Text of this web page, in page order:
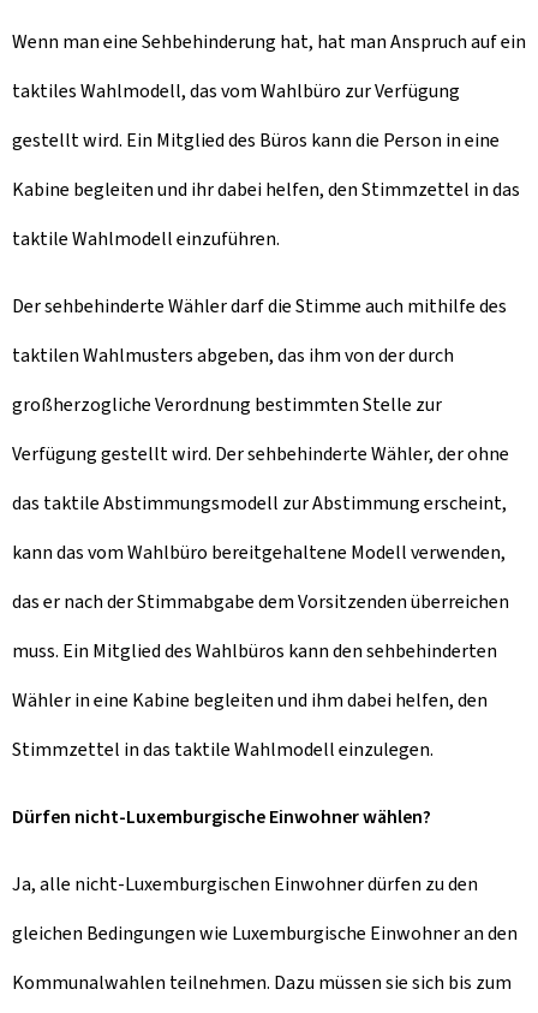
Wenn man eine Sehbehinderung hat, hat man Anspruch auf ein
taktiles Wahlmodell, das vom Wahlbüro zur Verfügung
gestellt wird. Ein Mitglied des Büros kann die Person in eine
Kabine begleiten und ihr dabei helfen, den Stimmzettel in das
taktile Wahlmodell einzuführen.
Der sehbehinderte Wähler darf die Stimme auch mithilfe des
taktilen Wahlmusters abgeben, das ihm von der durch
großherzogliche Verordnung bestimmten Stelle zur
Verfügung gestellt wird. Der sehbehinderte Wähler, der ohne
das taktile Abstimmungsmodell zur Abstimmung erscheint,
kann das vom Wahlbüro bereitgehaltene Modell verwenden,
das er nach der Stimmabgabe dem Vorsitzenden überreichen
muss. Ein Mitglied des Wahlbüros kann den sehbehinderten
Wähler in eine Kabine begleiten und ihm dabei helfen, den
Stimmzettel in das taktile Wahlmodell einzulegen.
Dürfen nicht-Luxemburgische Einwohner wählen?
Ja, alle nicht-Luxemburgischen Einwohner dürfen zu den
gleichen Bedingungen wie Luxemburgische Einwohner an den
Kommunalwahlen teilnehmen. Dazu müssen sie sich bis zum